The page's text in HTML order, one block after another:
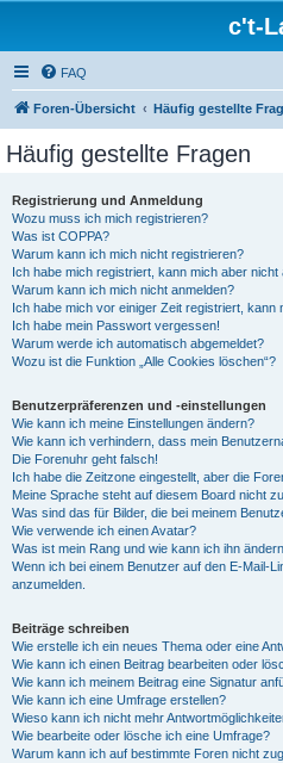
c't-
FAQ
Foren-Übersicht Häufig gestellte
Häufig gestellte Fragen
Registrierung und Anmeldung
Wozu muss ich mich registrieren?
Was ist COPPA?
Warum kann ich mich nicht registrieren?
Ich habe mich registriert, kann mich aber nicht
Warum kann ich mich nicht anmelden?
Ich habe mich vor einiger Zeit registriert, kann
Ich habe mein Passwort vergessen!
Warum werde ich automatisch abgemeldet?
Wozu ist die Funktion „Alle Cookies löschen“?
Benutzerpräferenzen und -einstellungen
Wie kann ich meine Einstellungen ändern?
Wie kann ich verhindern, dass mein
Die Forenuhr geht falsch!
Ich habe die Zeitzone eingestellt, aber die
Meine Sprache steht auf diesem Board nicht
Was sind das für Bilder, die bei meinem
Wie verwende ich einen Avatar?
Was ist mein Rang und wie kann ich ihn
Wenn ich bei einem Benutzer auf den E-Mail-
anzumelden.
Beiträge schreiben
Wie erstelle ich ein neues Thema oder eine
Wie kann ich einen Beitrag bearbeiten oder
Wie kann ich meinem Beitrag eine Signatur
Wie kann ich eine Umfrage erstellen?
Wieso kann ich nicht mehr
Wie bearbeite oder lösche ich eine Umfrage?
Warum kann ich auf bestimmte Foren nicht